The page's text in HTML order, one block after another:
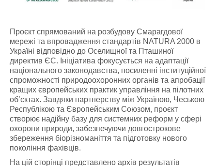
Проєкт спрямований на розбудову Смарагдової
мережі та впровадження стандартів NATURA 2000 в
Україні відповідно до Оселищної та Пташиної
директив ЄС. Ініціатива фокусується на адаптації
національного законодавства, посиленні інституційної
спроможності природоохоронних органів та апробації
кращих європейських практик управління на пілотних
об’єктах. Завдяки партнерству між Україною, Чеською
Республікою та Європейським Союзом, проєкт
створює надійну базу для системних реформ у сфері
охорони природи, забезпечуючи довгострокове
збереження біорізноманіття та підготовку нового
покоління фахівців.
На цій сторінці представлено архів результатів